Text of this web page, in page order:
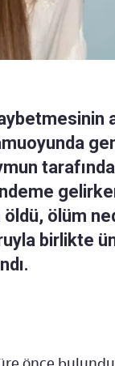
tarafından
öldü, ölüm
birlikte